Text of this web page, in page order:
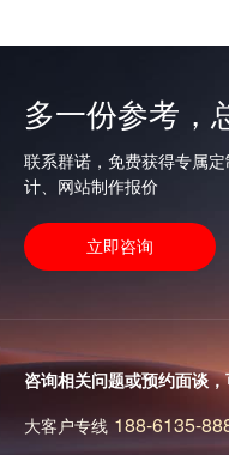
多一份参考，
联系群诺，免费获得专属
计、网站制作报价
立即咨询
咨询相关问题或预约面谈
大客户专线 188-6135-